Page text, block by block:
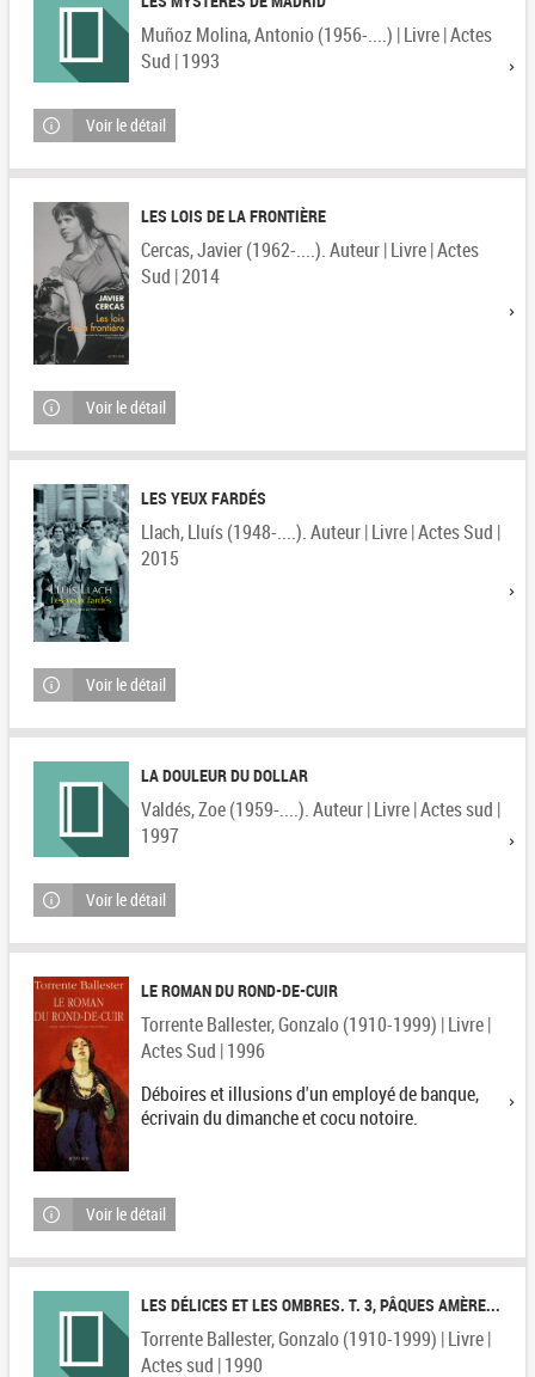
Muñoz Molina, Antonio (1956-....) | Livre | Actes
Sud | 1993
Voir le détail
LES LOIS DE LA FRONTIÈRE
Cercas, Javier (1962-....). Auteur | Livre | Actes
Sud | 2014
Voir le détail
LES YEUX FARDÉS
Llach, Lluís (1948-....). Auteur | Livre | Actes Sud |
2015
Voir le détail
LA DOULEUR DU DOLLAR
Valdés, Zoe (1959-....). Auteur | Livre | Actes sud |
1997
Voir le détail
LE ROMAN DU ROND-DE-CUIR
Torrente Ballester, Gonzalo (1910-1999) | Livre |
Actes Sud | 1996
Déboires et illusions d'un employé de banque,
écrivain du dimanche et cocu notoire.
Voir le détail
LES DÉLICES ET LES OMBRES. T. 3, PÂQUES AMÈRE...
Torrente Ballester, Gonzalo (1910-1999) | Livre |
Actes sud | 1990